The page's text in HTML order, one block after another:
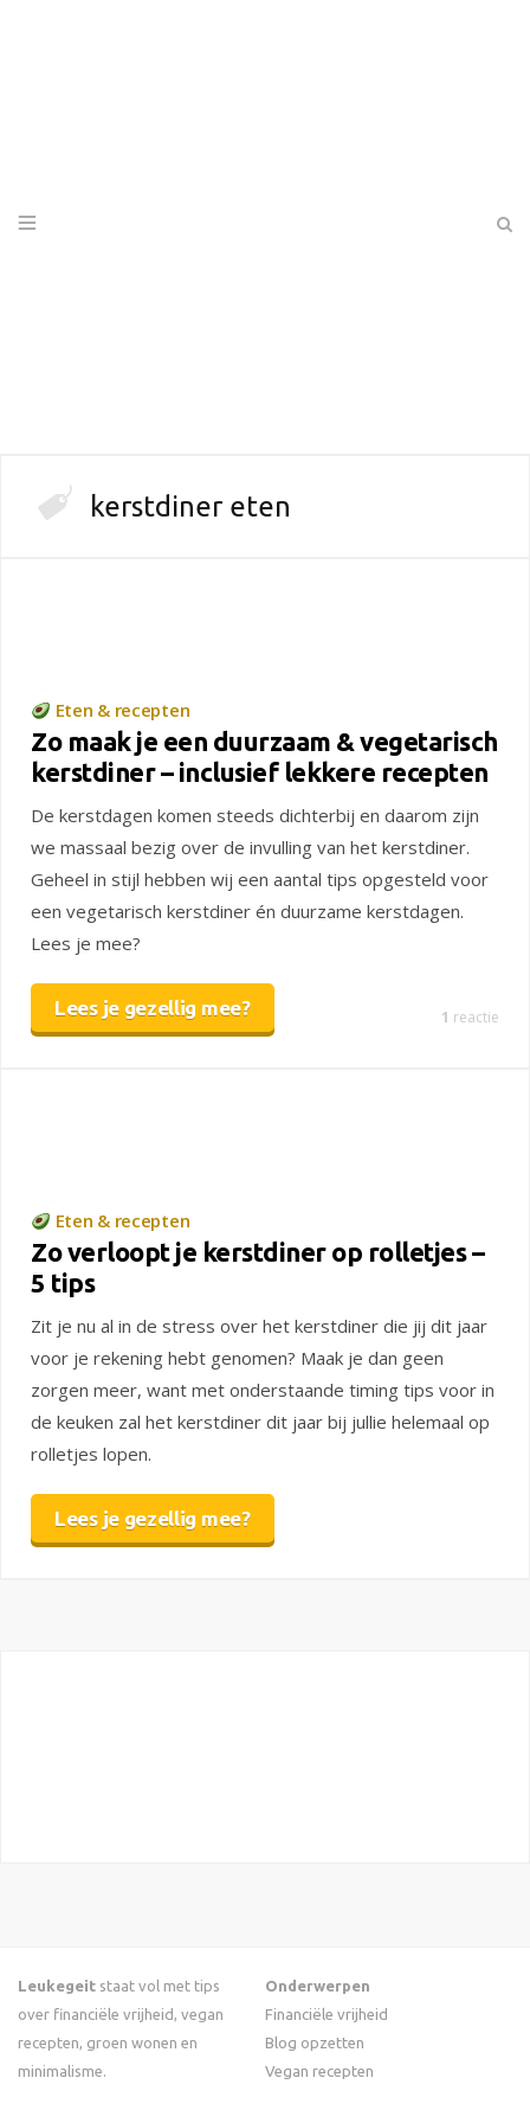
kerstdiner eten
Eten & recepten
Zo maak je een duurzaam & vegetarisch
kerstdiner – inclusief lekkere recepten
De kerstdagen komen steeds dichterbij en daarom zijn
we massaal bezig over de invulling van het kerstdiner.
Geheel in stijl hebben wij een aantal tips opgesteld voor
een vegetarisch kerstdiner én duurzame kerstdagen.
Lees je mee?
Lees je gezellig mee? 1 reactie
Eten & recepten
Zo verloopt je kerstdiner op rolletjes –
5 tips
Zit je nu al in de stress over het kerstdiner die jij dit jaar
voor je rekening hebt genomen? Maak je dan geen
zorgen meer, want met onderstaande timing tips voor in
de keuken zal het kerstdiner dit jaar bij jullie helemaal op
rolletjes lopen.
Lees je gezellig mee?
Leukegeit staat vol met tips
over financiële vrijheid, vegan
recepten, groen wonen en
minimalisme.
Onderwerpen
Financiële vrijheid
Blog opzetten
Vegan recepten